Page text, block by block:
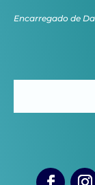
Encarregado de